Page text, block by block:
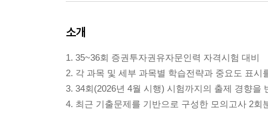
소개
1. 35~36회 증권투자권유자문인력 자격시험 대비
2. 각 과목 및 세부 과목별 학습전략과 중요도 표시
3. 34회(2026년 4월 시행) 시험까지의 출제 경향
4. 최근 기출문제를 기반으로 구성한 모의고사 2회